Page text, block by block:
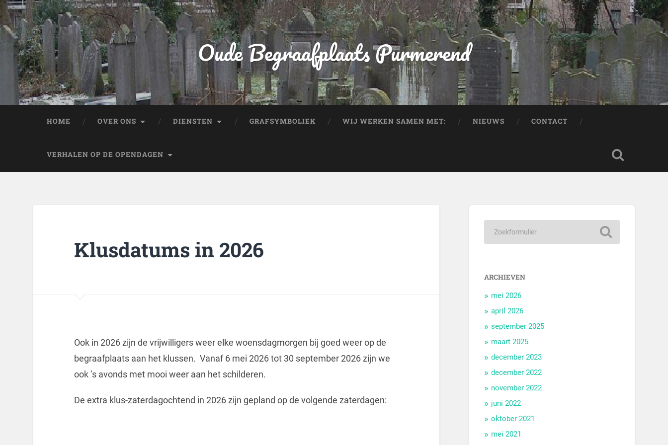
Oude Begraafplaats Purmerend
HOME OVER ONS DIENSTEN GRAFSYMBOLIEK WIJ WERKEN SAMEN MET: NIEUWS CONTACT
VERHALEN OP DE OPENDAGEN
Klusdatums in 2026
Ook in 2026 zijn de vrijwilligers weer elke woensdagmorgen bij goed weer op de
begraafplaats aan het klussen. Vanaf 6 mei 2026 tot 30 september 2026 zijn we
ook ’s avonds met mooi weer aan het schilderen.
De extra klus-zaterdagochtend in 2026 zijn gepland op de volgende zaterdagen:
ARCHIEVEN
mei 2026
april 2026
september 2025
maart 2025
december 2023
december 2022
november 2022
juni 2022
oktober 2021
mei 2021